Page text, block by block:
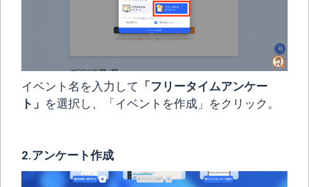
イベント名を入力して 「フリータイムアンケー
ト」 を選択し、「イベントを作成」をクリック。
2.アンケート作成